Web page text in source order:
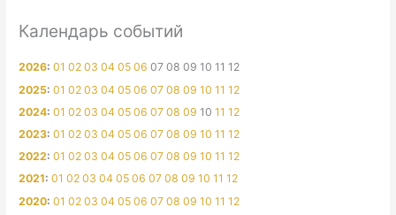
Календарь событий
2026:01 02 03 04 05 06 07 08 09 10 11 12
2025:01 02 03 04 05 06 07 08 09 10 11 12
2024:01 02 03 04 05 06 07 08 09 10 11 12
2023:01 02 03 04 05 06 07 08 09 10 11 12
2022:01 02 03 04 05 06 07 08 09 10 11 12
2021:01 02 03 04 05 06 07 08 09 10 11 12
2020:01 02 03 04 05 06 07 08 09 10 11 12